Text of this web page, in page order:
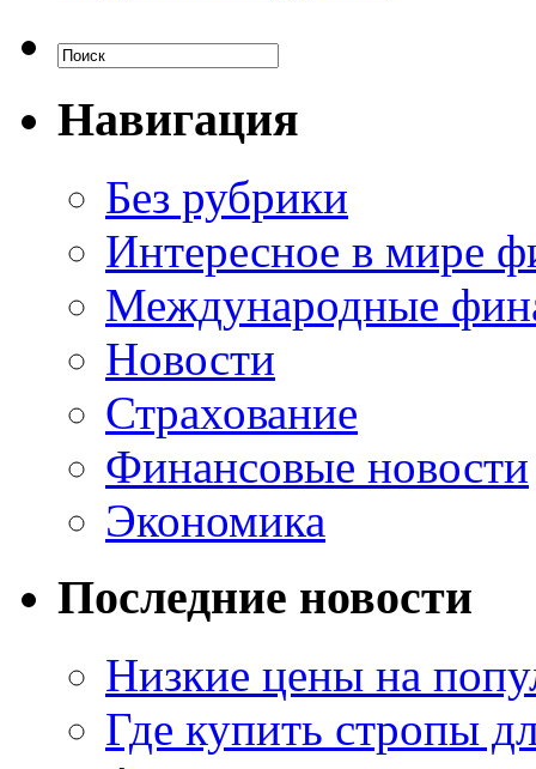
Навигация
Без рубрики
Интересное в мире
Международные
Новости
Страхование
Финансовые новости
Экономика
Последние новости
Низкие цены на
Где купить стропы